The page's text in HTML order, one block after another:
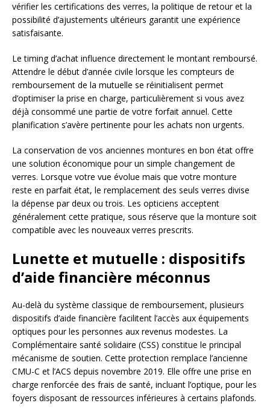
vérifier les certifications des verres, la politique de retour et la
possibilité d’ajustements ultérieurs garantit une expérience
satisfaisante.
Le timing d’achat influence directement le montant remboursé.
Attendre le début d’année civile lorsque les compteurs de
remboursement de la mutuelle se réinitialisent permet
d’optimiser la prise en charge, particulièrement si vous avez
déjà consommé une partie de votre forfait annuel. Cette
planification s’avère pertinente pour les achats non urgents.
La conservation de vos anciennes montures en bon état offre
une solution économique pour un simple changement de
verres. Lorsque votre vue évolue mais que votre monture
reste en parfait état, le remplacement des seuls verres divise
la dépense par deux ou trois. Les opticiens acceptent
généralement cette pratique, sous réserve que la monture soit
compatible avec les nouveaux verres prescrits.
Lunette et mutuelle : dispositifs
d’aide financière méconnus
Au-delà du système classique de remboursement, plusieurs
dispositifs d’aide financière facilitent l’accès aux équipements
optiques pour les personnes aux revenus modestes. La
Complémentaire santé solidaire (CSS) constitue le principal
mécanisme de soutien. Cette protection remplace l’ancienne
CMU-C et l’ACS depuis novembre 2019. Elle offre une prise en
charge renforcée des frais de santé, incluant l’optique, pour les
foyers disposant de ressources inférieures à certains plafonds.